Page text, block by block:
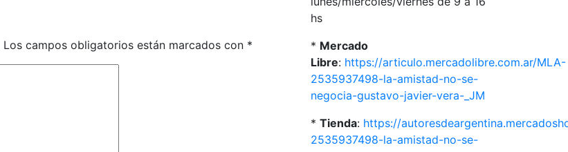
Los campos obligatorios están marcados con *
hs
* Mercado
Libre: https://articulo.mercadolibre.com.ar/MLA-
2535937498-la-amistad-no-se-
negocia-gustavo-javier-vera-_JM
* Tienda: https://
2535937498-la-amistad-no-se-